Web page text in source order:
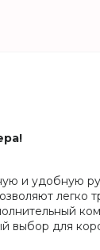
и удобную
легко
выбор для